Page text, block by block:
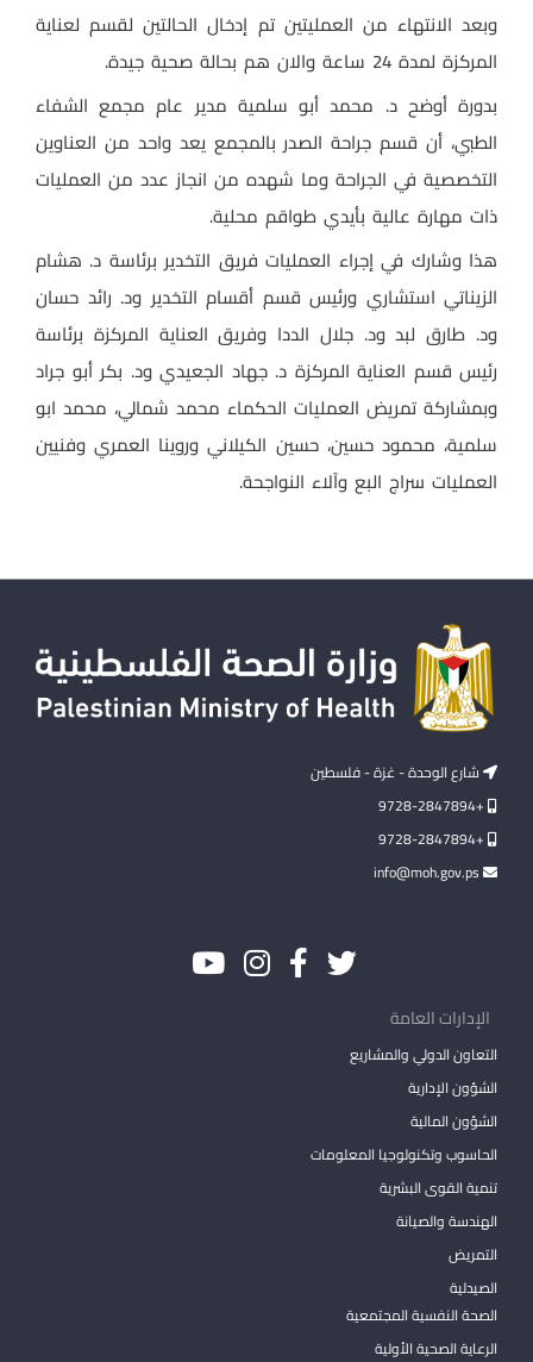
وبعد الانتهاء من العمليتين تم إدخال الحالتين لقسم لعناية
المركزة لمدة 24 ساعة والان هم بحالة صحية جيدة.
بدورة أوضح د. محمد أبو سلمية مدير عام مجمع الشفاء
الطبي، أن قسم جراحة الصدر بالمجمع يعد واحد من العناوين
التخصصية في الجراحة وما شهده من انجاز عدد من العمليات
ذات مهارة عالية بأيدي طواقم محلية.
هذا وشارك في إجراء العمليات فريق التخدير برئاسة د. هشام
الزيناتي استشاري ورئيس قسم أقسام التخدير ود. رائد حسان
ود. طارق لبد ود. جلال الددا وفريق العناية المركزة برئاسة
رئيس قسم العناية المركزة د. جهاد الجعيدي ود. بكر أبو جراد
وبمشاركة تمريض العمليات الحكماء محمد شمالي، محمد ابو
سلمية، محمود حسين، حسين الكيلاني وروينا العمري وفنيين
العمليات سراج البع وآلاء النواجحة.
شارع الوحدة - غزة - فلسطين
+9728-2847894
+9728-2847894
الإدارات العامة
التعاون الدولي والمشاريع
الشؤون الإدارية
الشؤون المالية
الحاسوب وتكنولوجيا المعلومات
تنمية القوى البشرية
الهندسة والصيانة
التمريض
الصيدلية
الصحة النفسية المجتمعية
الرعاية الصحية الأولية